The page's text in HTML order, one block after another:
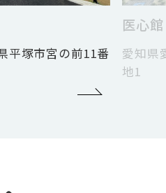
崎
知県岡崎市欠町字網笠5番